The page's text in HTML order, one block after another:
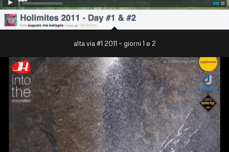
alta via #1 2011 – giorni 1 e 2